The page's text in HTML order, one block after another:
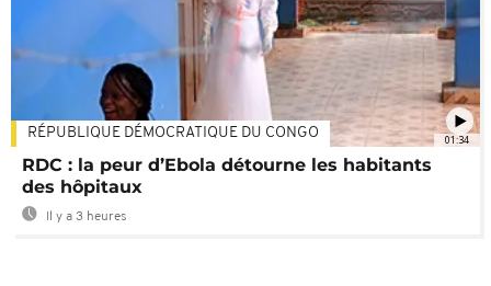
01:34
RÉPUBLIQUE DÉMOCRATIQUE DU CONGO
RDC : la peur d’Ebola détourne les habitants
des hôpitaux
Il y a 3 heures